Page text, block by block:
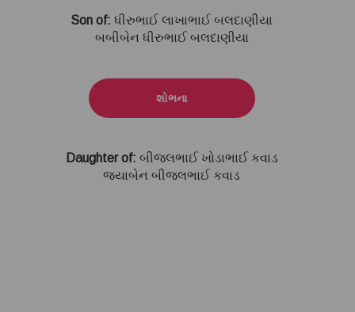
Son of: ધીરુભાઈ લાખાભાઈ બલદાણીયા
બબીબેન ધીરુભાઈ બલદાણીયા
શોભના
Daughter of: બીજલભાઈ ખોડાભાઈ કવાડ
જયાબેન બીજલભાઈ કવાડ